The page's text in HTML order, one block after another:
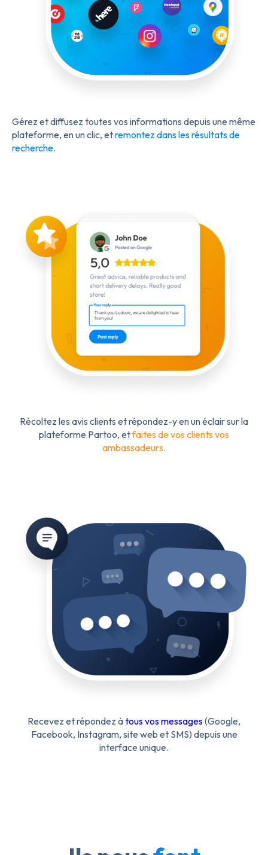
Gérez et diffusez toutes vos informations depuis une même
plateforme, en un clic, etremontez dans les résultats de
recherche.
Récoltez les avis clients etrépondez-y en un éclair sur la
plateforme Partoo, etfaites de vos clients vos
ambassadeurs.
Recevez et répondez àtous vos messages(Google,
Facebook, Instagram, site web et SMS) depuis une
interface unique.